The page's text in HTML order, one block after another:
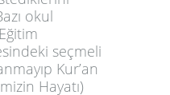
okul
seçmeli
Kur’an
Hayatı)